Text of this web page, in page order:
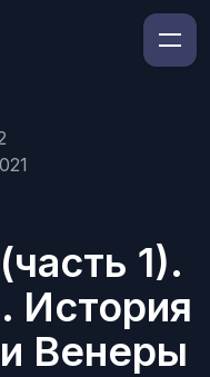
1).
История
Венеры